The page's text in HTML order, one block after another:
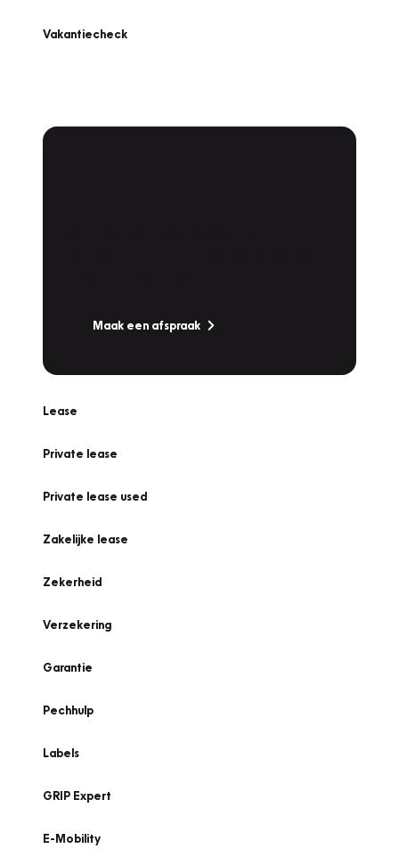
Vakantiecheck
Maak een afspraak
Lease
Private lease
Private lease used
Zakelijke lease
Zekerheid
Verzekering
Garantie
Pechhulp
Labels
GRIP Expert
E-Mobility